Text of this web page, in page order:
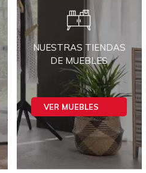
NUESTRAS TIENDAS
DE MUEBLES
VER MUEBLES